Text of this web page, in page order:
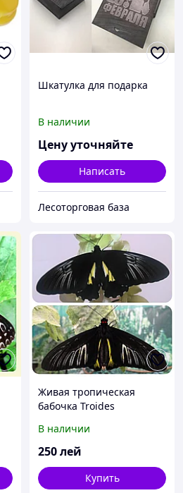
Шкатулка для подарка
В наличии
Цену уточняйте
Написать
Лесоторговая база
Живая тропическая
бабочка Troides
В наличии
250лей
Купить